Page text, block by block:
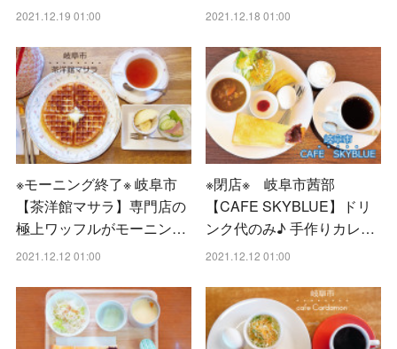
2021.12.19 01:00 2021.12.18 01:00
※モーニング終了※ 岐阜市
【茶洋館マサラ】専門店の
極上ワッフルがモーニン…
2021.12.12 01:00
※閉店※ 岐阜市茜部
【CAFE SKYBLUE】ドリ
ンク代のみ♪ 手作りカレ…
2021.12.12 01:00